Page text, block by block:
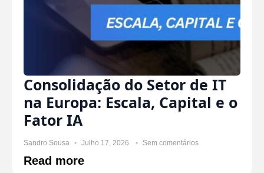
Consolidação do Setor de IT
na Europa: Escala, Capital e o
Fator IA
Sandro Sousa Julho 17, 2026 Sem comentários
Read more